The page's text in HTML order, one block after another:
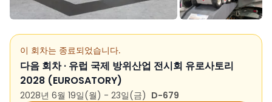
이 회차는 종료되었습니다.
다음 회차 · 유럽 국제 방위산업 전시회 유로사토리
2028 (EUROSATORY)
2028년 6월 19일(월) - 23일(금) D-679